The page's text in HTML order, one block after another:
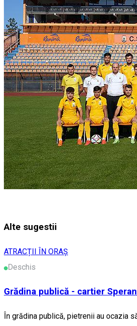
Alte sugestii
ATRACȚII ÎN ORAȘ
Deschis
Grădina publică - cartier
În grădina publică, pietrenii au ocazia